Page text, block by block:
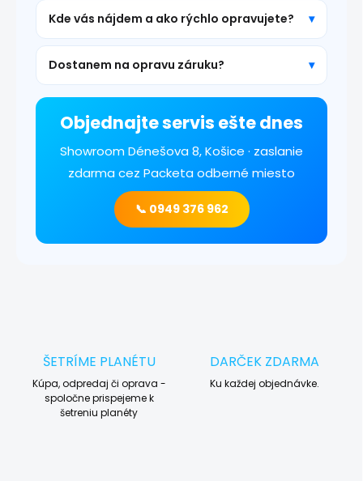
Kde vás nájdem a ako rýchlo opravujete?
Dostanem na opravu záruku?
Objednajte servis ešte dnes
Showroom Dénešova 8, Košice · zaslanie
zdarma cez Packeta odberné miesto
📞 0949 376 962
ŠETRÍME PLANÉTU
Kúpa, odpredaj či oprava -
spoločne prispejeme k
šetreniu planéty
DARČEK ZDARMA
Ku každej objednávke.